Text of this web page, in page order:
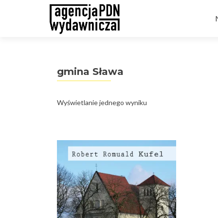
gmina Sława
Wyświetlanie jednego wyniku